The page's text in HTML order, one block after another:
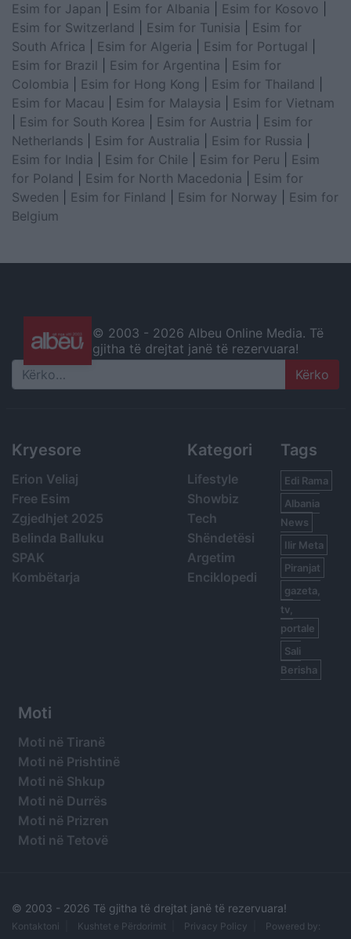
Esim for Japan
Esim for Albania Esim for Kosovo
Esim for Switzerland
Esim for Tunisia
Esim for
South Africa
Esim for Algeria Esim for Portugal
Esim for Brazil
Esim for Argentina
Esim for
Colombia
Esim for Hong Kong Esim for Thailand
Esim for Macau
Esim for Malaysia
Esim for Vietnam
Esim for South Korea Esim for Austria
Esim for
Netherlands
Esim for Australia Esim for Russia
Esim for India
Esim for Chile Esim for Peru
Esim
for Poland
Esim for North Macedonia
Esim for
Sweden
Esim for Finland Esim for Norway
Esim for
Belgium
© 2003 - 2026 Albeu Online Media. Të
gjitha të drejtat janë të rezervuara!
Search
Kryesore
Erion Veliaj
Free Esim
Zgjedhjet 2025
Belinda Balluku
SPAK
Kombëtarja
Kategori
Lifestyle
Showbiz
Tech
Shëndetësi
Argetim
Enciklopedi
Tags
Edi Rama
Albania
News
Ilir Meta
Piranjat
gazeta,
tv,
portale
Sali
Berisha
Moti
Moti në Tiranë
Moti në Prishtinë
Moti në Shkup
Moti në Durrës
Moti në Prizren
Moti në Tetovë
© 2003 - 2026 Të gjitha të drejtat janë të rezervuara!
Kontaktoni Kushtet e Përdorimit Privacy Policy Powered by: